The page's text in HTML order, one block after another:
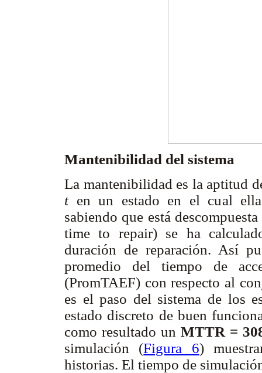
Mantenibilidad del sistema
La mantenibilidad es la aptitud
ten un estado en el cual ella
sabiendo que está
time to repair) se ha
duración de reparación. Así
promedio del tiempo de
(PromTAEF) con respecto al
es el paso del sistema de los
estado discreto de buen
como resultado un MTTR =
simulación (Figura 6)
historias. El tiempo de